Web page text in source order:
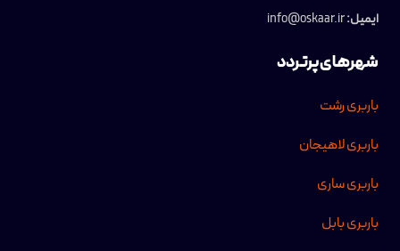
ایمیل:info@oskaar.ir
شهرهای پرتردد
باربری رشت
باربری لاهیجان
باربری ساری
باربری بابل